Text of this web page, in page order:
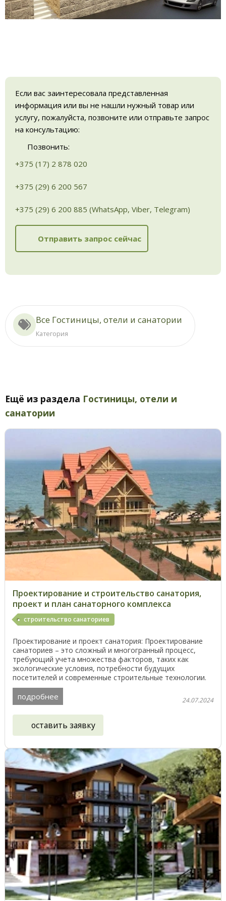
Если вас заинтересовала представленная
информация или вы не нашли нужный товар или
услугу, пожалуйста, позвоните или отправьте запрос
на консультацию:
Позвонить:
+375 (17) 2 878 020
+375 (29) 6 200 567
+375 (29) 6 200 885 (WhatsApp, Viber, Telegram)
Отправить запрос сейчас
Все Гостиницы, отели и санатории
Категория
Ещё из раздела Гостиницы, отели и
санатории
Проектирование и строительство санатория,
проект и план санаторного комплекса
строительство санаториев
Проектирование и проект санатория: Проектирование
санаториев – это сложный и многогранный процесс,
требующий учета множества факторов, таких как
экологические условия, потребности будущих
посетителей и современные строительные технологии.
Одним из ...
подробнее 24.07.2024
оставить заявку